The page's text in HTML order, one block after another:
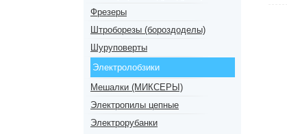
Фрезеры
Штроборезы (бороздоделы)
Шуруповерты
Электролобзики
Мешалки (МИКСЕРЫ)
Электропилы цепные
Электрорубанки